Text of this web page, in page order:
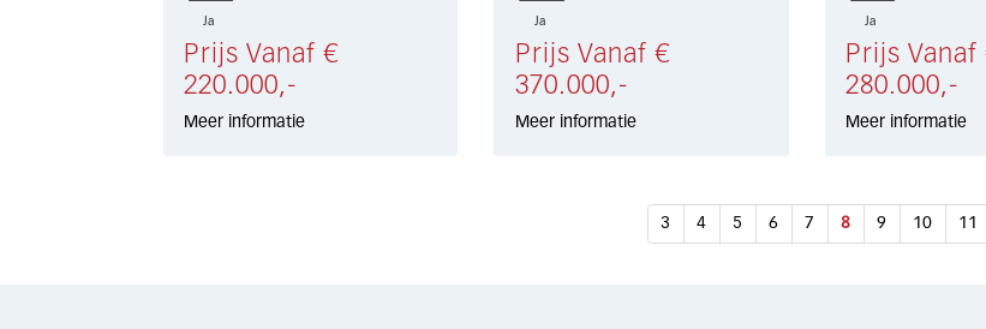
Ja
Prijs Vanaf €
220.000,-
Meer informatie
Ja
Prijs Vanaf €
370.000,-
Meer informatie
Ja
Prijs Vanaf
280.000,-
Meer informatie
3 4 5 6 7 8 9 10 11